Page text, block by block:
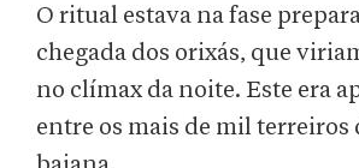
O ritual estava na fase
chegada dos orixás, que
no clímax da noite. Este era
entre os mais de mil terreiros